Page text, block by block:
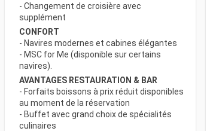
- Changement de croisière avec
supplément
CONFORT
- Navires modernes et cabines élégantes
- MSC for Me (disponible sur certains
navires).
AVANTAGES RESTAURATION & BAR
- Forfaits boissons à prix réduit disponibles
au moment de la réservation
- Buffet avec grand choix de spécialités
culinaires